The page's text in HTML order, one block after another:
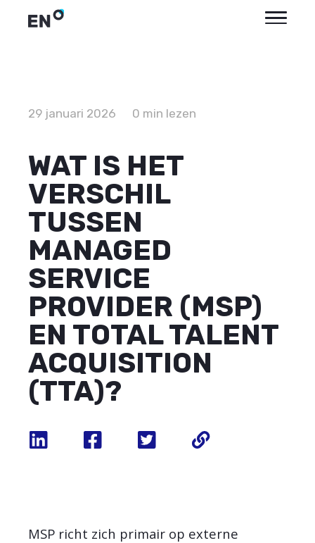
29 januari 2026 0 min lezen
WAT IS HET
VERSCHIL
TUSSEN
MANAGED
SERVICE
PROVIDER (MSP)
EN TOTAL TALENT
ACQUISITION
(TTA)?
MSP richt zich primair op externe